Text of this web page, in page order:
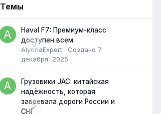
Темы
0
Haval F7: Премиум-класс
доступен всем
AlyonaExpert · Создано 7
декабря, 2025
0
Грузовики JAC: китайская
надёжность, которая
завоевала дороги России и
СНГ